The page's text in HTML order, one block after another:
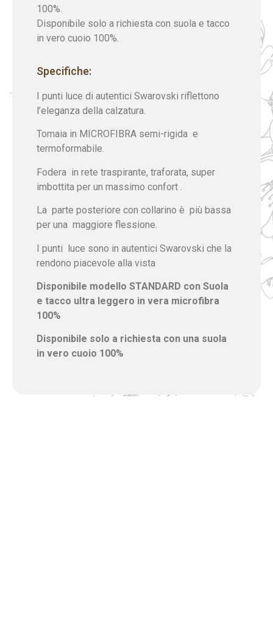
100%.
Disponibile solo a richiesta con suola e tacco
in vero cuoio 100%.
Specifiche:
I punti luce di autentici Swarovski riflettono
l’eleganza della calzatura.
Tomaia in MICROFIBRA semi-rigida e
termoformabile.
Fodera in rete traspirante, traforata, super
imbottita per un massimo confort .
La parte posteriore con collarino è più bassa
per una maggiore flessione.
I punti luce sono in autentici Swarovski che la
rendono piacevole alla vista
Disponibile modello STANDARD con Suola
e tacco ultra leggero in vera microfibra
100%
Disponibile solo a richiesta con una suola
in vero cuoio 100%